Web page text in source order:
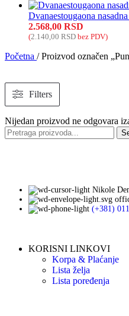
Dvanaestougaona
2.568,00 RSD
(2.140,00 RSD bez PDV)
Početna / Proizvod označen
Filters
Nijedan proizvod ne odgovara
Nikole
(+381)
KORISNI LINKOVI
Korpa & Plaćanje
Lista želja
Lista poređenja